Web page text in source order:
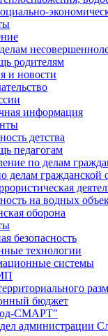
родителям
и новости
информация
детства
педагогам
по делам
делам
на водных
оборона
безопасность
технологии
системы
бюджет
СМАРТ"
администрации